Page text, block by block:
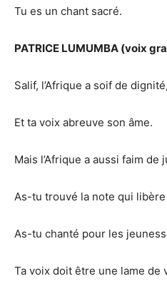
Tu es un chant sacré.
PATRICE LUMUMBA (voix
Salif, l’Afrique a soif de dignité,
Et ta voix abreuve son âme.
Mais l’Afrique a aussi faim de
As-tu trouvé la note qui
As-tu chanté pour les
Ta voix doit être une lame de